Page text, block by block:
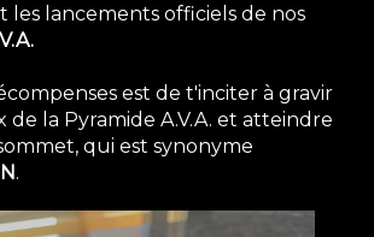
les lancements officiels de nos
est de t'inciter à gravir
de la Pyramide A.V.A. et atteindre
qui est synonyme
.